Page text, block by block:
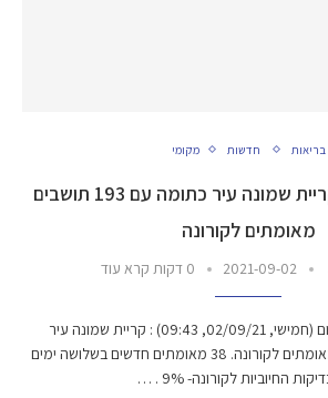
בריאות חדשות מקומי
משרד הבריאות: קריית שמונה עיר כתומה עם 193 תושבים
מאומתים לקורונה
2021-09-02 0 דקות קרא עוד
משרד הבריאות מעדכן היום (חמישי, 02/09/21, 09:43) : קריית שמונה עיר
כתומה עם 193 תושבים מאומתים לקורונה. 38 מאומתים חדשים בשלושה ימים
החיוביות לקורונה- 9% . …